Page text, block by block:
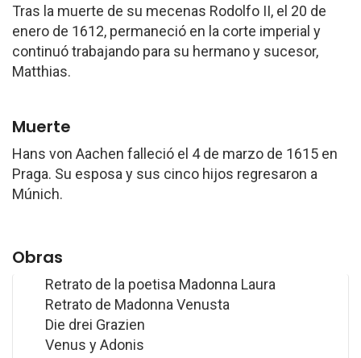
Tras la muerte de su mecenas Rodolfo II, el 20 de
enero de 1612, permaneció en la corte imperial y
continuó trabajando para su hermano y sucesor,
Matthias.
Muerte
Hans von Aachen falleció el 4 de marzo de 1615 en
Praga. Su esposa y sus cinco hijos regresaron a
Múnich.
Obras
Retrato de la poetisa Madonna Laura
Retrato de Madonna Venusta
Die drei Grazien
Venus y Adonis